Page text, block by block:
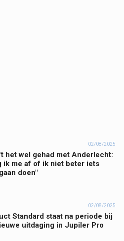
02/08/2025
het wel gehad met Anderlecht:
ik me af of ik niet beter iets
doen"
02/08/2025
Standard staat na periode bij
uitdaging in Jupiler Pro